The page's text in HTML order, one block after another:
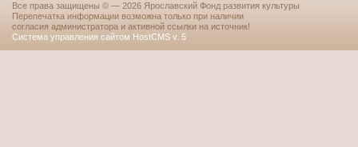
Все права защищены © — 2026 Ярославский Фонд развития культуры
Перепечатка информации возможна только при наличии
согласия администратора и активной ссылки на источник!
Система управления сайтом HostCMS v. 5